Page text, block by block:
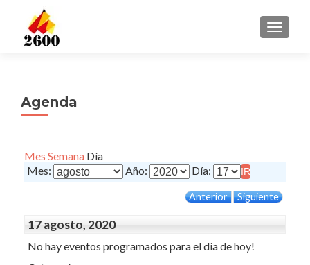
Agenda
Mes Semana Día
Mes:
Año: Día:
Anterior Siguiente
17 agosto, 2020
No hay eventos programados para el día de hoy!